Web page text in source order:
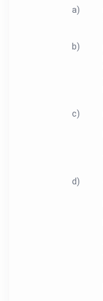
a)
b)
c)
d)